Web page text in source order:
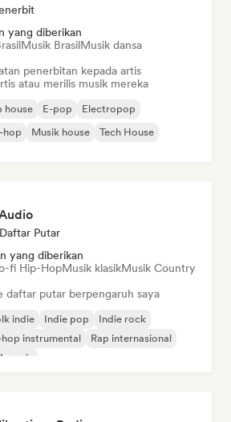
yang diberikan
Musik BrasilMusik dansa
penerbitan kepada artis
atau merilis musik mereka
house E-pop
Electropop
hop Musik house Tech House
Putar
yang diberikan
fi Hip-HopMusik klasikMusik Country
daftar putar berpengaruh saya
indie Indie pop
Indie rock
instrumental
Rap internasional